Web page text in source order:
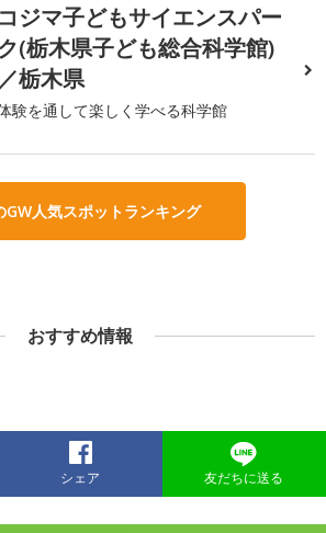
コジマ子どもサイエンスパー
(栃木県子ども総合科学館)
／栃木県
験を通して楽しく学べる科学館
GW人気スポットランキング
おすすめ情報
シェア 友だちに送る